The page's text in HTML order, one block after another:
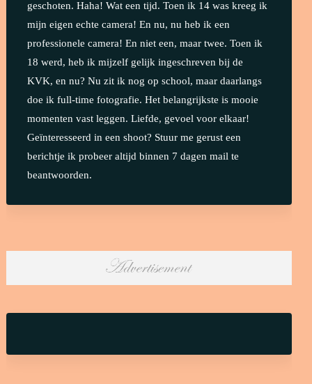
geschoten. Haha! Wat een tijd. Toen ik 14 was kreeg ik
mijn eigen echte camera! En nu, nu heb ik een
professionele camera! En niet een, maar twee. Toen ik
18 werd, heb ik mijzelf gelijk ingeschreven bij de
KVK, en nu? Nu zit ik nog op school, maar daarlangs
doe ik full-time fotografie. Het belangrijkste is mooie
momenten vast leggen. Liefde, gevoel voor elkaar!
Geïnteresseerd in een shoot? Stuur me gerust een
berichtje ik probeer altijd binnen 7 dagen mail te
beantwoorden.